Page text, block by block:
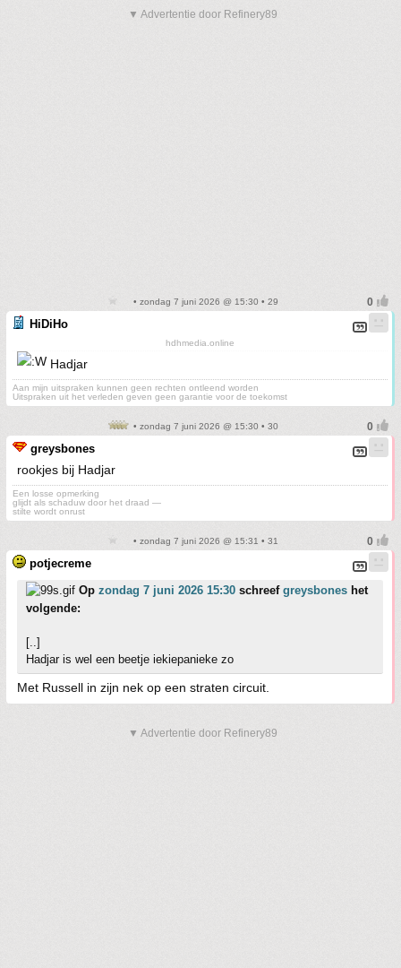
▼ Advertentie door Refinery89
• zondag 7 juni 2026 @ 15:30 • 29
HiDiHo
hdhmedia.online
Hadjar
Aan mijn uitspraken kunnen geen rechten ontleend worden
Uitspraken uit het verleden geven geen garantie voor de toekomst
• zondag 7 juni 2026 @ 15:30 • 30
greysbones
rookjes bij Hadjar
Een losse opmerking
glijdt als schaduw door het draad —
stilte wordt onrust
• zondag 7 juni 2026 @ 15:31 • 31
potjecreme
Op zondag 7 juni 2026 15:30 schreef greysbones het
volgende:
[..]
Hadjar is wel een beetje iekiepanieke zo
Met Russell in zijn nek op een straten circuit.
▼ Advertentie door Refinery89